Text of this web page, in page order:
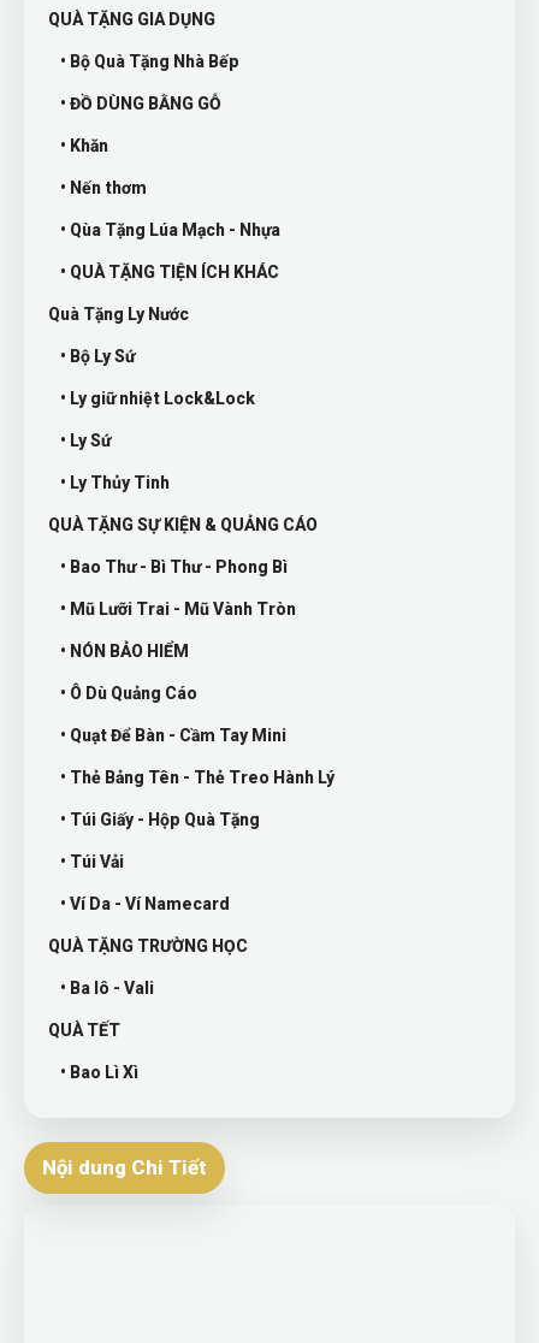
QUÀ TẶNG GIA DỤNG
• Bộ Quà Tặng Nhà Bếp
• ĐỒ DÙNG BẰNG GỖ
• Khăn
• Nến thơm
• Qùa Tặng Lúa Mạch - Nhựa
• QUÀ TẶNG TIỆN ÍCH KHÁC
Quà Tặng Ly Nước
• Bộ Ly Sứ
• Ly giữ nhiệt Lock&Lock
• Ly Sứ
• Ly Thủy Tinh
QUÀ TẶNG SỰ KIỆN & QUẢNG CÁO
• Bao Thư - Bì Thư - Phong Bì
• Mũ Lưỡi Trai - Mũ Vành Tròn
• NÓN BẢO HIỂM
• Ô Dù Quảng Cáo
• Quạt Để Bàn - Cầm Tay Mini
• Thẻ Bảng Tên - Thẻ Treo Hành Lý
• Túi Giấy - Hộp Quà Tặng
• Túi Vải
• Ví Da - Ví Namecard
QUÀ TẶNG TRƯỜNG HỌC
• Ba lô - Vali
QUÀ TẾT
• Bao Lì Xì
Nội dung Chi Tiết